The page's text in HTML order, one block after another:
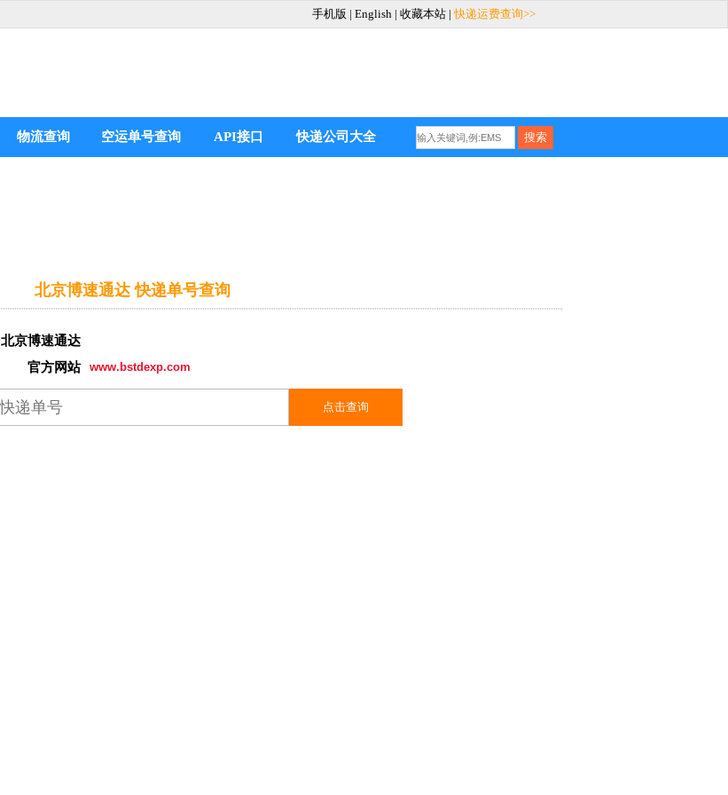
手机版 | English | 收藏本站 |快递运费查询>>
物流查询 空运单号查询 API接口 快递公司大全
北京博速通达 快递单号查询
北京博速通达
官方网站
www.bstdexp.com